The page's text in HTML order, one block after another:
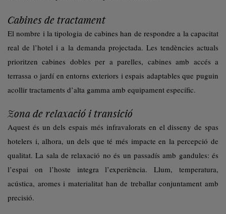
Cabines de tractament
El nombre i la tipologia de cabines han de respondre a la capacitat
real de l’hotel i a la demanda projectada. Les tendències actuals
prioritzen cabines dobles per a parelles, cabines amb accés a
terrassa o jardí en entorns exteriors i espais adaptables que puguin
acollir tractaments d’alta gamma amb equipament específic.
Zona de relaxació i transició
Aquest és un dels espais més infravalorats en el disseny de spas
hotelers i, alhora, un dels que té més impacte en la percepció de
qualitat. La sala de relaxació no és un passadís amb gandules: és
l’espai on l’hoste integra l’experiència. Llum, temperatura,
acústica, aromes i materialitat han de treballar conjuntament amb
precisió.